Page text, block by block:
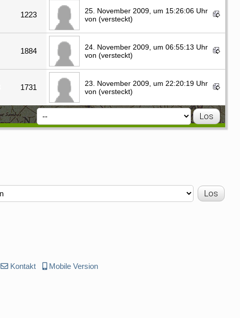
1223
25. November 2009, um 15:26:06 Uhr
von (versteckt)
1884
24. November 2009, um 06:55:13 Uhr
von (versteckt)
1731
23. November 2009, um 22:20:19 Uhr
von (versteckt)
Kontakt Mobile Version